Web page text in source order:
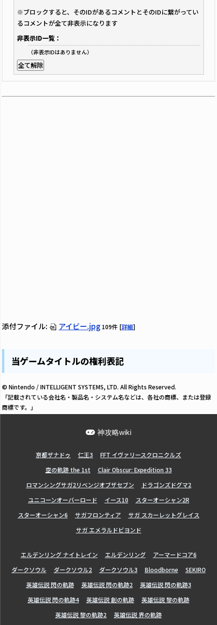
※ブロックすると、そのIDがあるコメントとそのIDに繋がってい
るコメントが全て非表示になります
非表示ID一覧：
（非表示IDはありません）
全て解除
添付ファイル: アイビー.jpg 109件 [詳細]
当ゲームタイトルの権利表記
© Nintendo / INTELLIGENT SYSTEMS, LTD. All Rights Reserved.
「記載されている会社名・製品名・システム名などは、各社の商標、または登録
商標です。」
神攻略wiki
亰都ザナドゥ 仁王3
FFT イヴァリースクロニクルズ
空の軌跡 the 1st
Clair Obscur: Expedition 33
ロマンシングサガ2リベンジオブザセブン
ドラゴンズドグマ2
ユニコーンオーバーロード
イース10
スターオーシャン2R
スターオーシャン6
サガフロンティア
サガ スカーレットグレイス
サガ エメラルドビヨンド
エルデンリング ナイトレイン エルデンリング
アーマードコア6
ダークソウル
ダークソウル2 ダークソウル3 Bloodborne
SEKIRO
英雄伝説 閃の軌跡
英雄伝説 閃の軌跡2
英雄伝説 閃の軌跡3
英雄伝説 閃の軌跡4
英雄伝説 創の軌跡
英雄伝説 黎の軌跡
英雄伝説 黎の軌跡2
英雄伝説 界の軌跡